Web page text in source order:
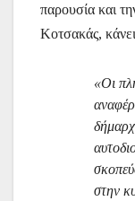
παρουσία και
Κοτσακάς,
«Οι
στην